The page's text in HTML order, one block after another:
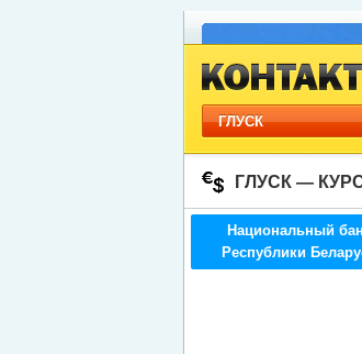
ГЛУСК
ГЛУСК —
Национальный
Республики